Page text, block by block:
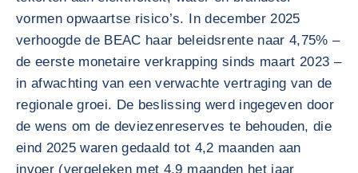
vormen opwaartse risico’s. In december 2025
verhoogde de BEAC haar beleidsrente naar 4,75% –
de eerste monetaire verkrapping sinds maart 2023 –
in afwachting van een verwachte vertraging van de
regionale groei. De beslissing werd ingegeven door
de wens om de deviezenreserves te behouden, die
eind 2025 waren gedaald tot 4,2 maanden aan
invoer (vergeleken met 4,9 maanden het jaar